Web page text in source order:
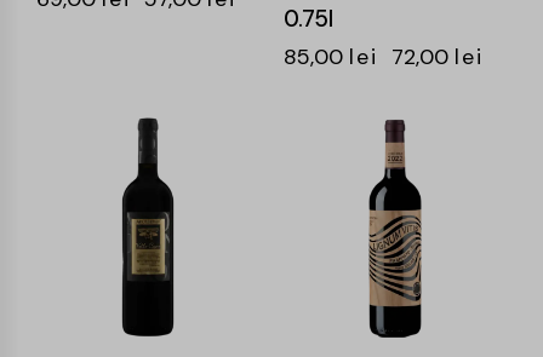
0.75l
85,00 lei 72,00 lei